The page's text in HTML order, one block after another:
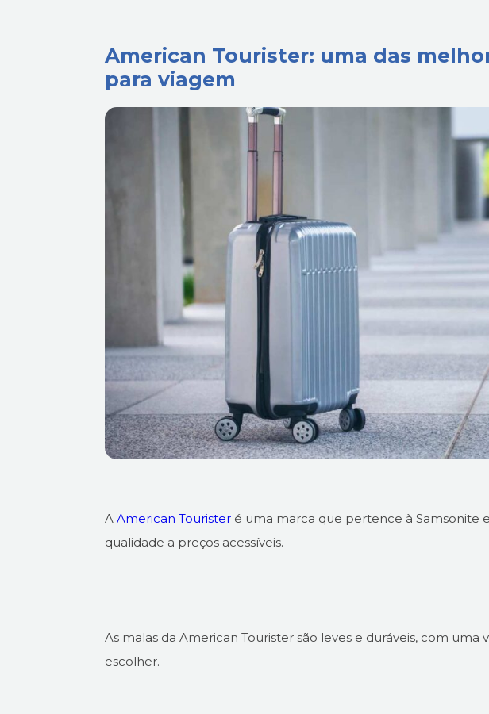
American Tourister: uma das
para viagem
A American Tourister é uma marca que pertence à Samsonite
qualidade a preços acessíveis.
As malas da American Tourister são leves e duráveis, com uma
escolher.